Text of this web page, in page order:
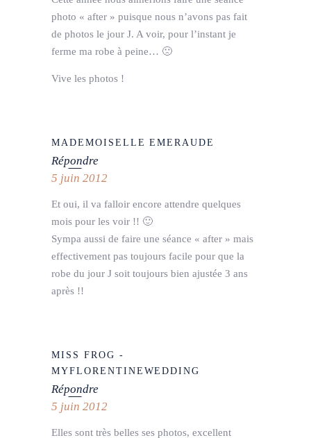
photo « after » puisque nous n’avons pas fait
de photos le jour J. A voir, pour l’instant je
ferme ma robe à peine… 🙁
Vive les photos !
MADEMOISELLE EMERAUDE
Répondre
5 juin 2012
Et oui, il va falloir encore attendre quelques
mois pour les voir !! 🙂
Sympa aussi de faire une séance « after » mais
effectivement pas toujours facile pour que la
robe du jour J soit toujours bien ajustée 3 ans
après !!
MISS FROG -
MYFLORENTINEWEDDING
Répondre
5 juin 2012
Elles sont très belles ses photos, excellent